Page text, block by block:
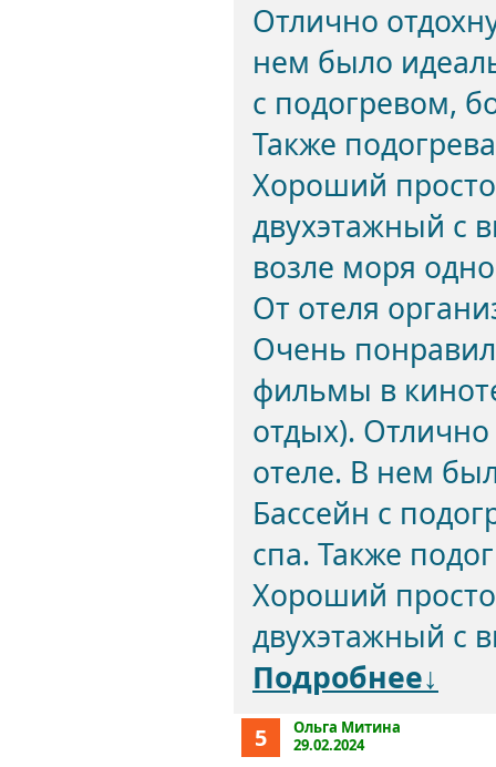
Отлично
нем было
с подогревом,
Также
Хороший
двухэтажный с
возле моря
От отеля
Очень
фильмы в
отдых).
отеле. В нем
Бассейн с
спа. Также
Хороший
двухэтажный с
Подробнее↓
5
Ольга Митина
29.02.2024